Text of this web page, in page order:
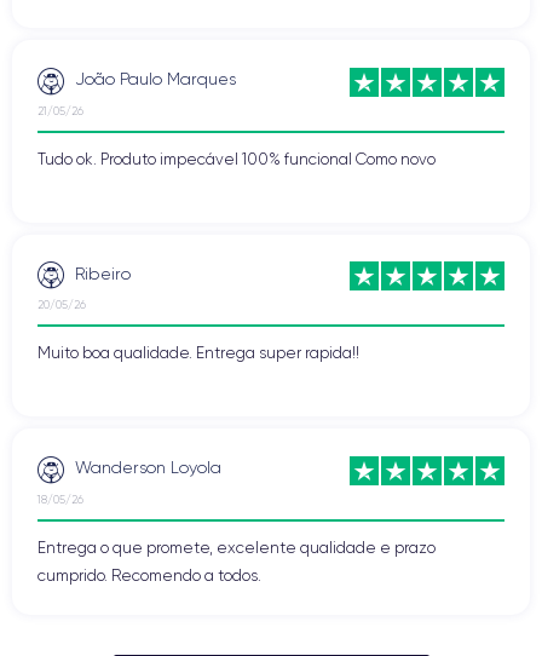
João Paulo Marques
21/05/26
Tudo ok. Produto impecável 100% funcional Como novo
Ribeiro
20/05/26
Muito boa qualidade. Entrega super rapida!!
Wanderson Loyola
18/05/26
Entrega o que promete, excelente qualidade e prazo
cumprido. Recomendo a todos.